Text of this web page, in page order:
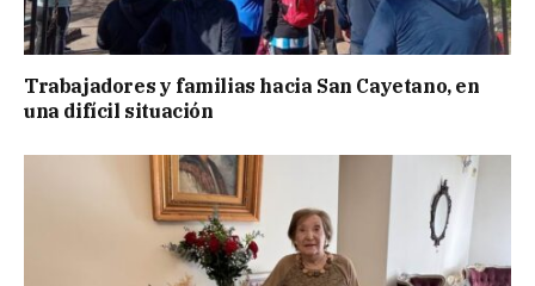
Trabajadores y familias hacia San Cayetano, en
una difícil situación